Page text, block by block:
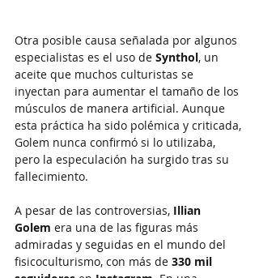
Otra posible causa señalada por algunos
especialistas es el uso de Synthol, un
aceite que muchos culturistas se
inyectan para aumentar el tamaño de los
músculos de manera artificial. Aunque
esta práctica ha sido polémica y criticada,
Golem nunca confirmó si lo utilizaba,
pero la especulación ha surgido tras su
fallecimiento.
A pesar de las controversias, Illian
Golem era una de las figuras más
admiradas y seguidas en el mundo del
fisicoculturismo, con más de 330 mil